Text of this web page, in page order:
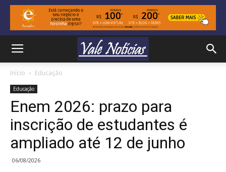
Início Educação
Educação
Enem 2026: prazo para
inscrição de estudantes é
ampliado até 12 de junho
06/08/2026